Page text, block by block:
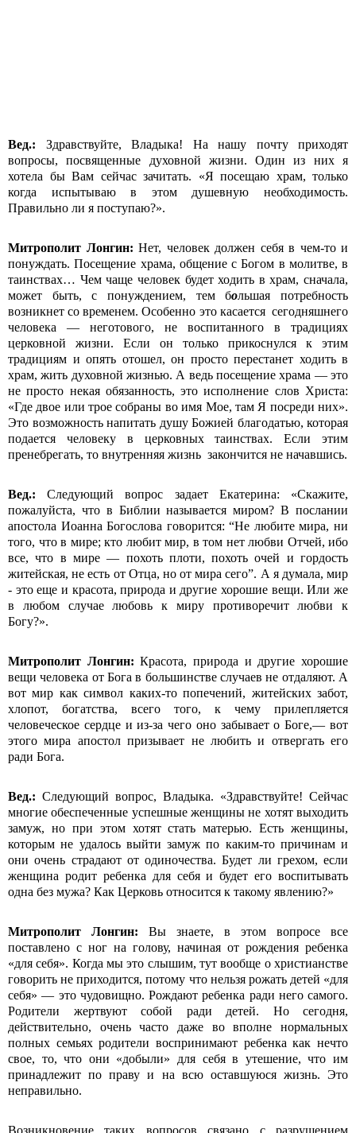
Вед.: Здравствуйте, Владыка! На нашу почту приходят
вопросы, посвященные духовной жизни. Один из них я
хотела бы Вам сейчас зачитать. «Я посещаю храм, только
когда испытываю в этом душевную необходимость.
Правильно ли я поступаю?».
Митрополит Лонгин: Нет, человек должен себя в чем-то и
понуждать. Посещение храма, общение с Богом в молитве, в
таинствах… Чем чаще человек будет ходить в храм, сначала,
может быть, с понуждением, тем большая потребность
возникнет со временем. Особенно это касается сегодняшнего
человека — неготового, не воспитанного в традициях
церковной жизни. Если он только прикоснулся к этим
традициям и опять отошел, он просто перестанет ходить в
храм, жить духовной жизнью. А ведь посещение храма — это
не просто некая обязанность, это исполнение слов Христа:
«Где двое или трое собраны во имя Мое, там Я посреди них».
Это возможность напитать душу Божией благодатью, которая
подается человеку в церковных таинствах. Если этим
пренебрегать, то внутренняя жизнь закончится не начавшись.
Вед.: Следующий вопрос задает Екатерина: «Скажите,
пожалуйста, что в Библии называется миром? В послании
апостола Иоанна Богослова говорится: “Не любите мира, ни
того, что в мире; кто любит мир, в том нет любви Отчей, ибо
все, что в мире — похоть плоти, похоть очей и гордость
житейская, не есть от Отца, но от мира сего”. А я думала, мир
- это еще и красота, природа и другие хорошие вещи. Или же
в любом случае любовь к миру противоречит любви к
Богу?».
Митрополит Лонгин: Красота, природа и другие хорошие
вещи человека от Бога в большинстве случаев не отдаляют. А
вот мир как символ каких-то попечений, житейских забот,
хлопот, богатства, всего того, к чему прилепляется
человеческое сердце и из-за чего оно забывает о Боге,— вот
этого мира апостол призывает не любить и отвергать его
ради Бога.
Вед.: Следующий вопрос, Владыка. «Здравствуйте! Сейчас
многие обеспеченные успешные женщины не хотят выходить
замуж, но при этом хотят стать матерью. Есть женщины,
которым не удалось выйти замуж по каким-то причинам и
они очень страдают от одиночества. Будет ли грехом, если
женщина родит ребенка для себя и будет его воспитывать
одна без мужа? Как Церковь относится к такому явлению?»
Митрополит Лонгин: Вы знаете, в этом вопросе все
поставлено с ног на голову, начиная от рождения ребенка
«для себя». Когда мы это слышим, тут вообще о христианстве
говорить не приходится, потому что нельзя рожать детей «для
себя» — это чудовищно. Рождают ребенка ради него самого.
Родители жертвуют собой ради детей. Но сегодня,
действительно, очень часто даже во вполне нормальных
полных семьях родители воспринимают ребенка как нечто
свое, то, что они «добыли» для себя в утешение, что им
принадлежит по праву и на всю оставшуюся жизнь. Это
неправильно.
Возникновение таких вопросов связано с разрушением